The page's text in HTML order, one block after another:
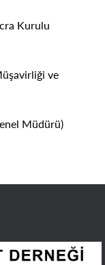
Kurulu
ve
Müdürü)